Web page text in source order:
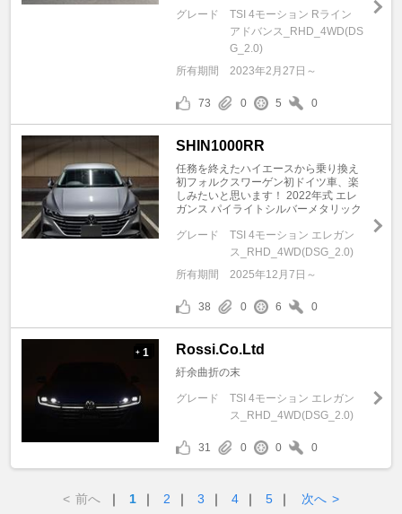
グレード
TSI 4モーション Rライン
アドバンス_RHD_4WD(DS
G_2.0)
所有期間
2023年2月27日～
73 0 5 0
SHIN1000RR
任務を終えたハイエースから乗り換え
初フォルクスワーゲン初ドイツ車、楽
しみたいと思います！ 2022年式 エレ
ガンス パイライトシルバーメタリック
グレード
TSI 4モーション エレガン
ス_RHD_4WD(DSG_2.0)
所有期間
2025年12月7日～
38 0 6 0
+ 1 Rossi.Co.Ltd
紆余曲折の末
グレード
TSI 4モーション エレガン
ス_RHD_4WD(DSG_2.0)
31 0 0 0
< 前へ ｜ 1 ｜ 2 ｜ 3 ｜ 4 ｜ 5 ｜ 次へ >